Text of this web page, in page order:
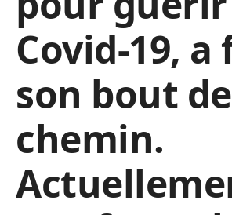
Covid-19,
son bout de
chemin.